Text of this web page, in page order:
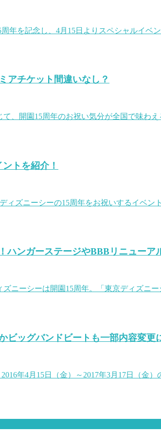
年を記念し、4月15日よりスペシャルイ
アチケット間違いなし？
、開園15周年のお祝い気分が全国で味わ
トを紹介！
ィズニーシーの15周年をお祝いするイベ
ハンガーステージやBBBリニューア
ニーシーは開園15周年。「東京ディズニ
ビッグバンドビートも一部内容変更
年4月15日（金）～2017年3月17日（金